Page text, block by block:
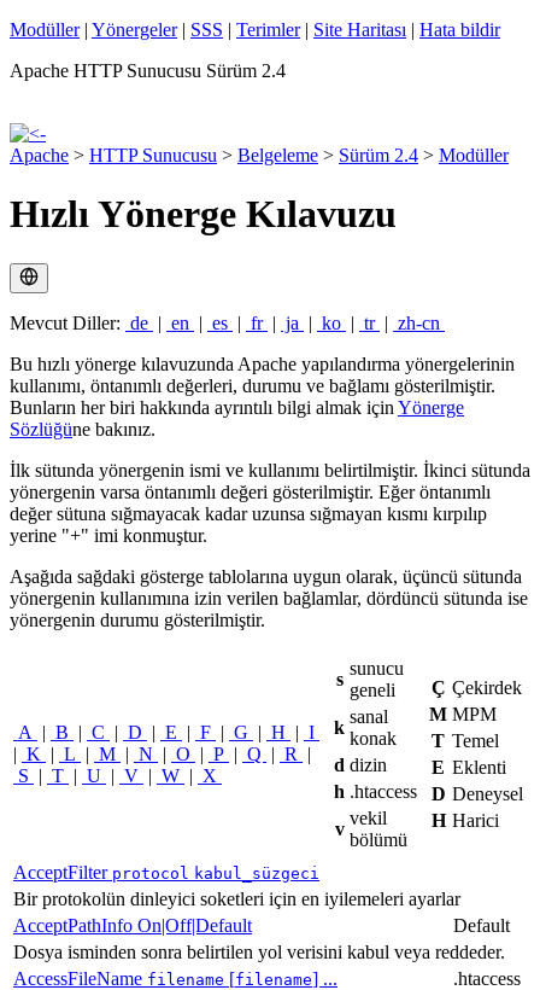
Modüller| Yönergeler| SSS | Terimler| Site Haritası | Hata bildir
Apache HTTP Sunucusu Sürüm 2.4
Apache > HTTP Sunucusu > Belgeleme > Sürüm 2.4 > Modüller
Hızlı Yönerge Kılavuzu
Mevcut Diller: de | en | es | fr | ja | ko | tr | zh-cn
Bu hızlı yönerge kılavuzunda Apache yapılandırma yönergelerinin
kullanımı, öntanımlı değerleri, durumu ve bağlamı gösterilmiştir.
Bunların her biri hakkında ayrıntılı bilgi almak için Yönerge
Sözlüğüne bakınız.
İlk sütunda yönergenin ismi ve kullanımı belirtilmiştir. İkinci sütunda
yönergenin varsa öntanımlı değeri gösterilmiştir. Eğer öntanımlı
değer sütuna sığmayacak kadar uzunsa sığmayan kısmı kırpılıp
yerine "+" imi konmuştur.
Aşağıda sağdaki gösterge tablolarına uygun olarak, üçüncü sütunda
yönergenin kullanımına izin verilen bağlamlar, dördüncü sütunda ise
yönergenin durumu gösterilmiştir.
A | B | C | D | E | F | G | H | I
| K | L | M | N | O | P | Q | R
|
S | T | U | V | W | X
s
sunucu
geneli
k
sanal
konak
d dizin
h .htaccess
v
vekil
bölümü
Ç Çekirdek
M MPM
T Temel
E Eklenti
D Deneysel
H Harici
AcceptFilter protocol kabul_süzgeci
Bir protokolün dinleyici soketleri için en iyilemeleri ayarlar
AcceptPathInfo On|Off|Default
Default
Dosya isminden sonra belirtilen yol verisini kabul veya reddeder.
AccessFileName filename [filename] ...
.htaccess